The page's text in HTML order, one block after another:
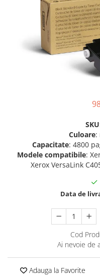
Consumabile imprimanta
Drum unit
Cartuse inkjet si cerneala
Consumabile imprimanta
compatibile
Tonere compatibile
Drum unit compatibile
Imprimante 3D
Accesorii imprimante 3D
Filament imprimanta 3D
Laptopuri
SKU
Culoare:
Capacitate: 4800
Modele compatibile:
Xerox VersaLink
Data de
Cod
Ai nevoie de
Adauga la Favorite